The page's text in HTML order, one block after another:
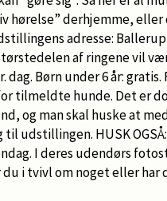
hørelse” derhjemme,
adresse:
af ringene vil
dag. Børn under 6 år:
tilmeldte hunde. Det er
og man skal huske at
udstillingen. HUSK
I deres udendørs
i tvivl om noget eller har